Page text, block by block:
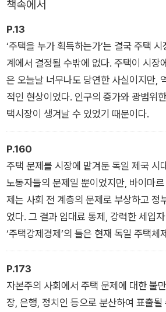
책속에서
P.13
‘주택을 누가 획득하는가’는 결국 주택
계에서 결정될 수밖에 없다. 주택이 시장
은 오늘날 너무나도 당연한 사실이지만,
적인 현상이었다. 인구의 증가와 광범위
택시장이 생겨날 수 있었기 때문이다.
P.160
주택 문제를 시장에 맡겨둔 독일 제국 시
노동자들의 문제일 뿐이었지만, 바이마
제는 사회 전 계층의 문제로 부상하고 정
었다. 그 결과 임대료 통제, 강력한 세입
‘주택강제경제’의 틀은 현재 독일 주택체
다.
P.173
자본주의 사회에서 주택 문제에 대한 불
장, 은행, 정치인 등으로 분산하여 표출